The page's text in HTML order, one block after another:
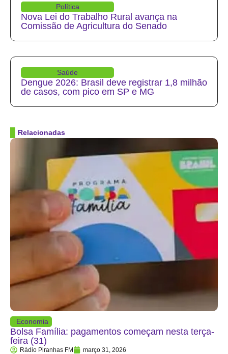
Política
Nova Lei do Trabalho Rural avança na
Comissão de Agricultura do Senado
Saúde
Dengue 2026: Brasil deve registrar 1,8 milhão
de casos, com pico em SP e MG
Relacionadas
Economia
Bolsa Família: pagamentos começam nesta terça-
feira (31)
Rádio Piranhas FM março 31, 2026